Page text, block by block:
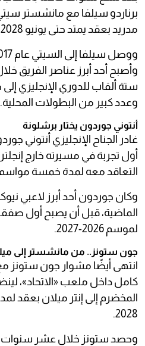
برناردو سيلفا مع مانشستر
مدريد بعقد يمتد حتى يونيو 2028.
وأصبح أحد أبرز عناصر الفريق
ستة ألقاب للدوري الإنجليزي
وعدد كبير من البطولات المحلية.
أنتوني جوردون يختار برشلونة
غادر الجناح الإنجليزي أنتوني
أول تجربة في مسيرته خارج
التعاقد معه لمدة خمسة مواسم
وكان جوردون أحد أبرز لاعبي
الماضية، قبل أن يصبح أول
لموسم 2026-2027.
جون ستونز.. من مانشستر إلى
انتهى أيضًا مشوار جون ستونز
كامل داخل ملعب «الاتحاد»،
المخضرم إلى إنتر ميلان بعقد
2028.
وحصد ستونز خلال عشر سنوات